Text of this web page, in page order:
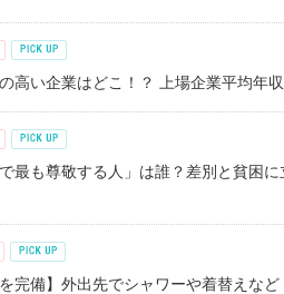
高い企業はどこ！？ 上場企業平均年
最も尊敬する人」は誰？差別と貧困
を完備】外出先でシャワーや着替えな